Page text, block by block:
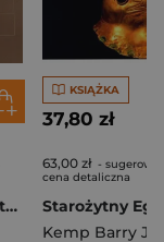
Królowie i królestwa Anglii w czasach Anglosasów 600-900
KSIĄŻKA
37,80 zł
63,00 zł -
cena detaliczna
Kemp Barry J.